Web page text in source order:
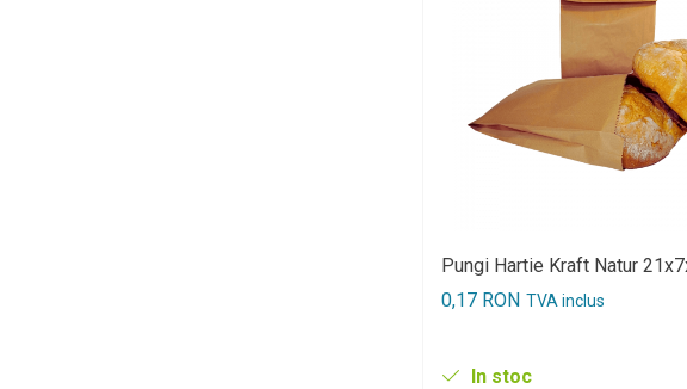
Pungi Hartie Kraft Natur
0,17 RON TVA inclus
In stoc